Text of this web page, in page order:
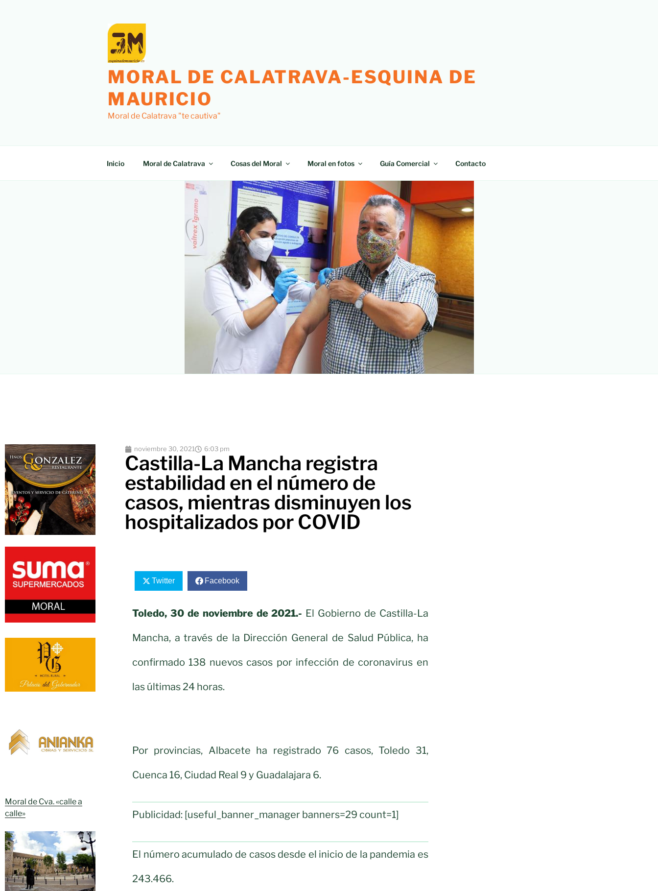
MORAL DE CALATRAVA-ESQUINA DE
MAURICIO
Moral de Calatrava "te cautiva"
Inicio Moral de Calatrava Cosas del Moral Moral en fotos Guía Comercial Contacto
Moral de Cva. «calle a
calle»
noviembre 30, 2021 6:03 pm
Castilla-La Mancha registra
estabilidad en el número de
casos, mientras disminuyen los
hospitalizados por COVID
Twitter Facebook
Toledo, 30 de noviembre de 2021.- El Gobierno de Castilla-La
Mancha, a través de la Dirección General de Salud Pública, ha
confirmado 138 nuevos casos por infección de coronavirus en
las últimas 24 horas.
Por provincias, Albacete ha registrado 76 casos, Toledo 31,
Cuenca 16, Ciudad Real 9 y Guadalajara 6.
Publicidad: [useful_banner_manager banners=29 count=1]
El número acumulado de casos desde el inicio de la pandemia es
243.466.